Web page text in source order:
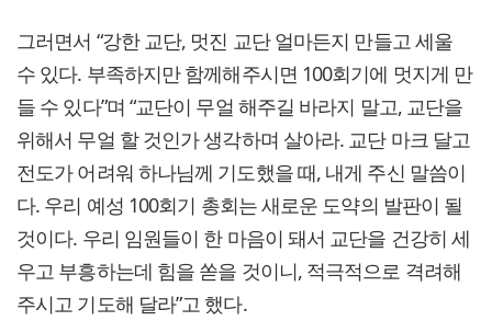
그러면서 “강한 교단, 멋진 교단 얼마든지 만들고 세울
수 있다. 부족하지만 함께해주시면 100회기에 멋지게 만
들 수 있다”며 “교단이 무얼 해주길 바라지 말고, 교단을
위해서 무얼 할 것인가 생각하며 살아라. 교단 마크 달고
전도가 어려워 하나님께 기도했을 때, 내게 주신 말씀이
다. 우리 예성 100회기 총회는 새로운 도약의 발판이 될
것이다. 우리 임원들이 한 마음이 돼서 교단을 건강히 세
우고 부흥하는데 힘을 쏟을 것이니, 적극적으로 격려해
주시고 기도해 달라”고 했다.